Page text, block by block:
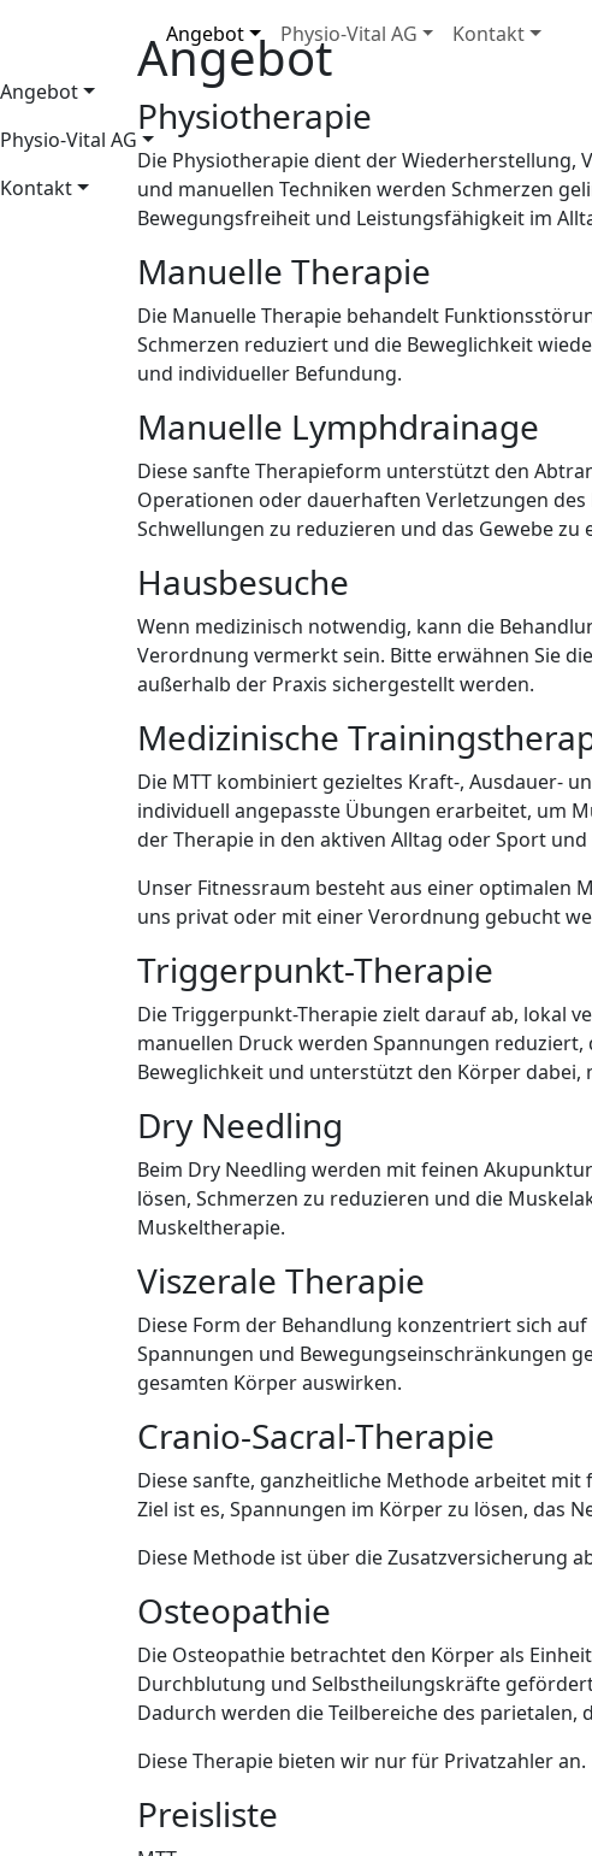
Angebot Physio-Vital AG Kontakt
Angebot
Physio-Vital AG
Kontakt
Angebot
Physiotherapie
Die Physiotherapie dient der
und manuellen Techniken werden Schmerzen
Bewegungsfreiheit und Leistungsfähigkeit im
Manuelle Therapie
Die Manuelle Therapie behandelt
Schmerzen reduziert und die Beweglichkeit
und individueller Befundung.
Manuelle Lymphdrainage
Diese sanfte Therapieform unterstützt den
Operationen oder dauerhaften Verletzungen
Schwellungen zu reduzieren und das Gewebe zu
Hausbesuche
Wenn medizinisch notwendig, kann die
Verordnung vermerkt sein. Bitte erwähnen Sie
außerhalb der Praxis sichergestellt werden.
Medizinische
Die MTT kombiniert gezieltes Kraft-, Ausdauer-
individuell angepasste Übungen erarbeitet, um
der Therapie in den aktiven Alltag oder Sport
Unser Fitnessraum besteht aus einer optimalen
uns privat oder mit einer Verordnung gebucht
Triggerpunkt-Therapie
Die Triggerpunkt-Therapie zielt darauf ab, lokal
manuellen Druck werden Spannungen
Beweglichkeit und unterstützt den Körper
Dry Needling
Beim Dry Needling werden mit feinen
lösen, Schmerzen zu reduzieren und die
Muskeltherapie.
Viszerale Therapie
Diese Form der Behandlung konzentriert sich
Spannungen und Bewegungseinschränkungen
gesamten Körper auswirken.
Cranio-Sacral-Therapie
Diese sanfte, ganzheitliche Methode arbeitet mit
Ziel ist es, Spannungen im Körper zu lösen, das
Diese Methode ist über die Zusatzversicherung
Osteopathie
Die Osteopathie betrachtet den Körper als
Durchblutung und Selbstheilungskräfte
Dadurch werden die Teilbereiche des
Diese Therapie bieten wir nur für Privatzahler an.
Preisliste